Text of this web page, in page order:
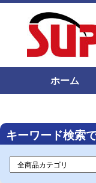
ホーム
キーワード検索